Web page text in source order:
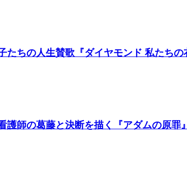
たちの人生賛歌『ダイヤモンド 私たちの
護師の葛藤と決断を描く『アダムの原罪』